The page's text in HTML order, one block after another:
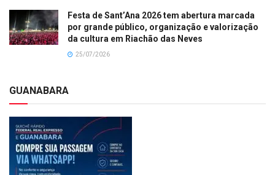
Festa de Sant’Ana 2026 tem abertura marcada
por grande público, organização e valorização
da cultura em Riachão das Neves
25/07/2026
GUANABARA